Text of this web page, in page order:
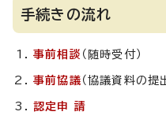
手続きの流れ
事前相談 （随時受付）
事前協議 （協議資料の提
認定申 請